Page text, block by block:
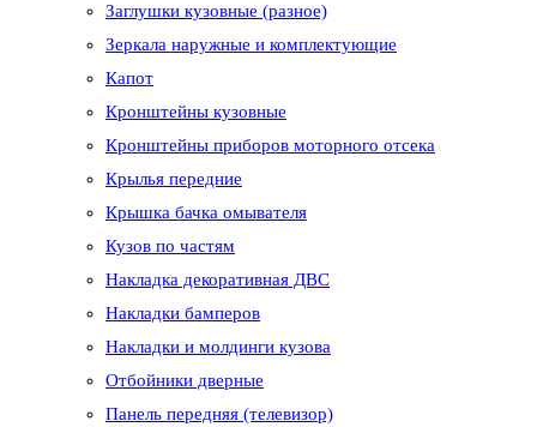
Заглушки кузовные (разное)
Зеркала наружные и комплектующие
Капот
Кронштейны кузовные
Кронштейны приборов моторного отсека
Крылья передние
Крышка бачка омывателя
Кузов по частям
Накладка декоративная ДВС
Накладки бамперов
Накладки и молдинги кузова
Отбойники дверные
Панель передняя (телевизор)